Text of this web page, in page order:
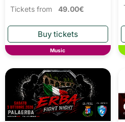
Tickets from 49.00€
Music